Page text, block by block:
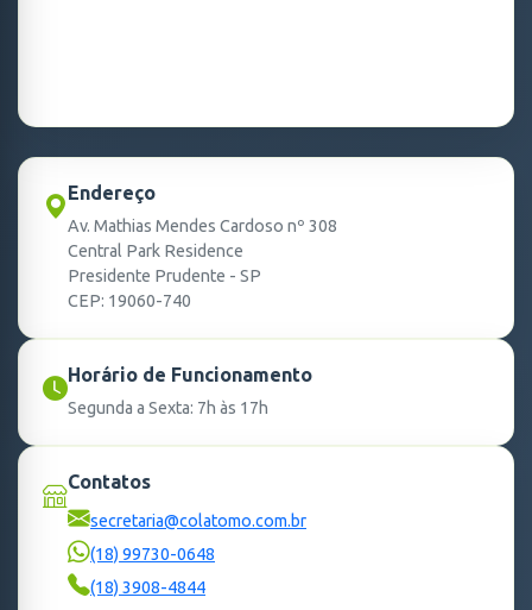
Endereço
Av. Mathias Mendes Cardoso nº 308
Central Park Residence
Presidente Prudente - SP
CEP: 19060-740
Horário de Funcionamento
Segunda a Sexta: 7h às 17h
Contatos
secretaria@colatomo.com.br
(18) 99730-0648
(18) 3908-4844